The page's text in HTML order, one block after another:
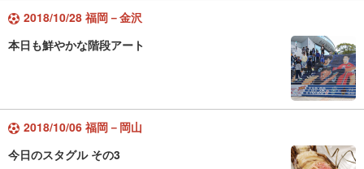
2018/10/28 福岡－金沢
本日も鮮やかな階段アート
2018/10/06 福岡－岡山
今日のスタグル その3